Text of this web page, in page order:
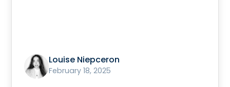
Louise Niepceron
February 18, 2025